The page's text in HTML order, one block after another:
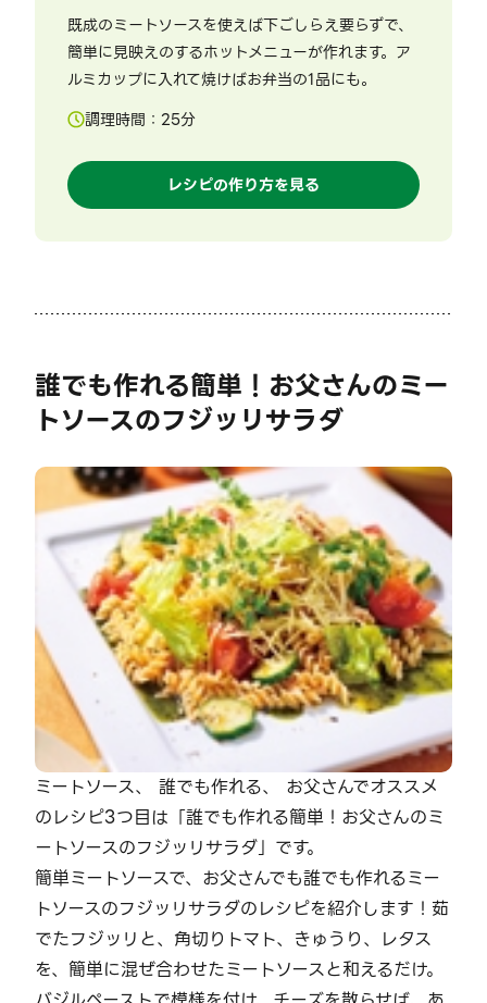
既成のミートソースを使えば下ごしらえ要らずで、
簡単に見映えのするホットメニューが作れます。ア
ルミカップに入れて焼けばお弁当の1品にも。
調理時間： 25分
レシピの作り方を見る
誰でも作れる簡単！お父さんのミー
トソースのフジッリサラダ
ミートソース、 誰でも作れる、 お父さんでオススメ
のレシピ3つ目は「誰でも作れる簡単！お父さんのミ
ートソースのフジッリサラダ」です。
簡単ミートソースで、お父さんでも誰でも作れるミー
トソースのフジッリサラダのレシピを紹介します！茹
でたフジッリと、角切りトマト、きゅうり、レタス
を、簡単に混ぜ合わせたミートソースと和えるだけ。